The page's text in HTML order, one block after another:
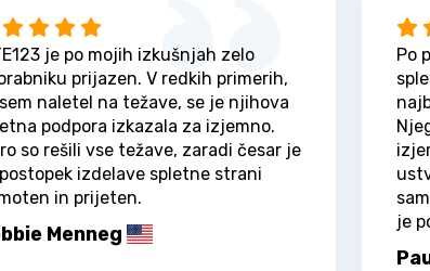
je po mojih izkušnjah zelo
prijazen. V redkih primerih,
naletel na težave, se je njihova
podpora izkazala za izjemno.
so rešili vse težave, zaradi česar je
izdelave spletne strani
in prijeten.
Menneg
Po
je